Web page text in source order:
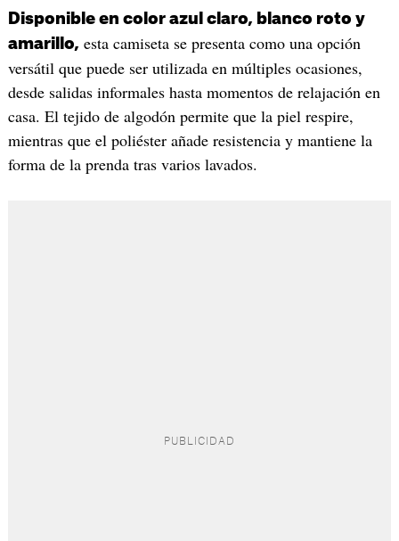
Disponible en color azul claro, blanco roto y
amarillo, esta camiseta se presenta como una opción
versátil que puede ser utilizada en múltiples ocasiones,
desde salidas informales hasta momentos de relajación en
casa. El tejido de algodón permite que la piel respire,
mientras que el poliéster añade resistencia y mantiene la
forma de la prenda tras varios lavados.